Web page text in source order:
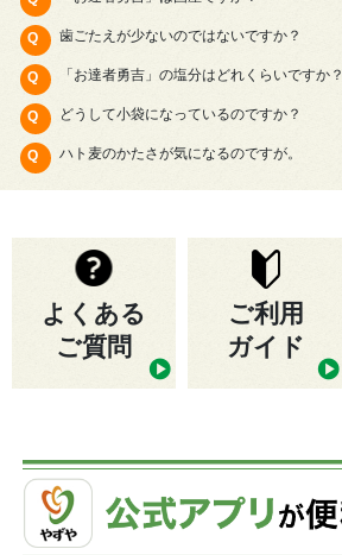
歯ごたえが少ないのではないですか？
「お達者勇吉」の塩分はどれくらいですか？
どうして小袋になっているのですか？
ハト麦のかたさが気になるのですが。
よくある
ご質問
ご利用
ガイド